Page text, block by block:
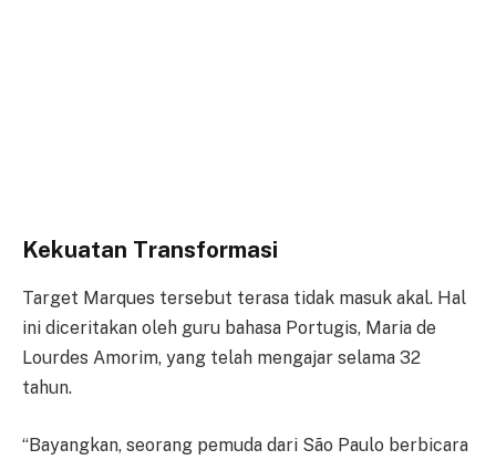
Kekuatan Transformasi
Target Marques tersebut terasa tidak masuk akal. Hal
ini diceritakan oleh guru bahasa Portugis, Maria de
Lourdes Amorim, yang telah mengajar selama 32
tahun.
“Bayangkan, seorang pemuda dari São Paulo berbicara